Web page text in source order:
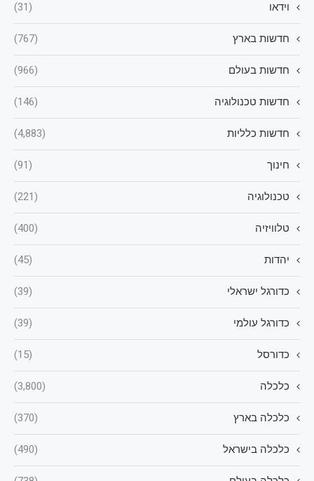
וידאו (31)
חדשות בארץ (767)
חדשות בעולם (966)
חדשות טכנולוגיה (146)
חדשות כלליות (4,883)
חינוך (91)
טכנולוגיה (221)
טלוויזיה (400)
יהדות (45)
כדורגל ישראלי (39)
כדורגל עולמי (39)
כדורסל (15)
כלכלה (3,800)
כלכלה בארץ (370)
כלכלה בישראל (490)